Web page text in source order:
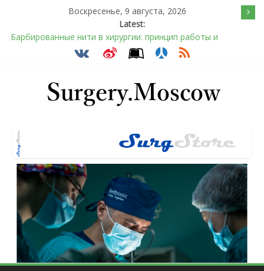
Воскресенье, 9 августа, 2026
Latest:
Эротический конфликт по Юнгу
Программа лояльности SurgStore
Подсознательное желанием быть отверженным и
Послеоперационное восстановление после герниопластики
Барбированные нити в хирургии: принцип работы и